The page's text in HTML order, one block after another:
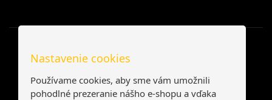
Nastavenie cookies
Používame cookies, aby sme vám umožnili
pohodlné prezeranie nášho e-shopu a vďaka